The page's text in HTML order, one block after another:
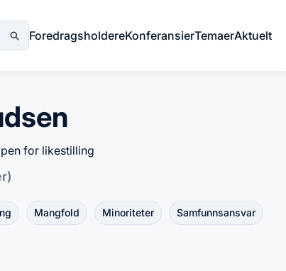
ForedragsholdereKonferansierTemaerAktuelt
for likestilling
Mangfold Minoriteter Samfunnsansvar